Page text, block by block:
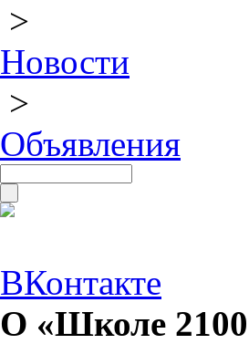
>
Новости
>
Объявления
ВКонтакте
О «Школе